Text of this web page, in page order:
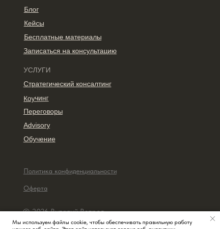
Обучение
Advisory
Переговоры
Коучинг
Стратегический консалтинг
УСЛУГИ
Бесплатные материалы
Кейсы
Блог
Записаться на консультацию
Оферта
Политика конфиденциальности
© 2026 Виталий Ветров
Мы используем файлы cookie, чтобы обеспечивать правильную работу